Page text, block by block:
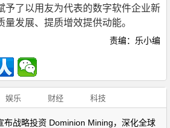
予了以用友为代表的数字软件企业新
发展、提质增效提供动能。
责编：乐小编
娱乐 财经 科技
布战略投资 Dominion Mining，深化全球